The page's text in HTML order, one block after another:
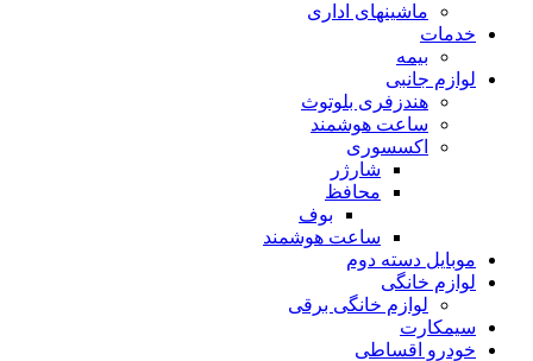
ماشینهای اداری
خدمات
بیمه
لوازم جانبی
هندزفری بلوتوث
ساعت هوشمند
اکسسوری
شارژر
محافظ
بوف
ساعت هوشمند
موبایل دسته دوم
لوازم خانگی
لوازم خانگی برقی
سیمکارت
خودرو اقساطی